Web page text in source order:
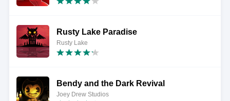
Rusty Lake Paradise
Rusty Lake
Bendy and the Dark Revival
Joey Drew Studios